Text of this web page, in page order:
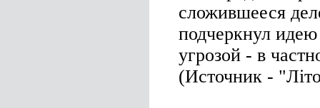
сложившееся
подчеркнул
угрозой - в
(Источник -